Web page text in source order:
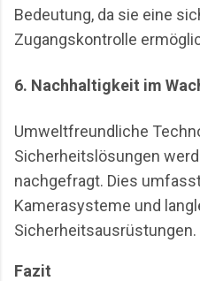
Bedeutung, da sie eine
Zugangskontrolle
6. Nachhaltigkeit im
Umweltfreundliche
Sicherheitslösungen
nachgefragt. Dies
Kamerasysteme und
Sicherheitsausrüstungen.
Fazit